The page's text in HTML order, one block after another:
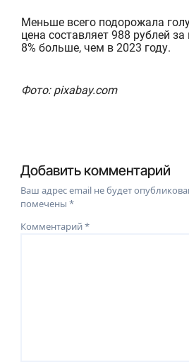
Меньше всего подорожала
цена составляет 988 рублей
8% больше, чем в 2023 году.
Фото: pixabay.com
Добавить комментарий
Ваш адрес email не будет
помечены*
Комментарий*